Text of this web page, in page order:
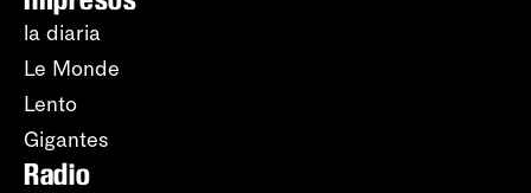
la diaria
Le Monde
Lento
Gigantes
Radio